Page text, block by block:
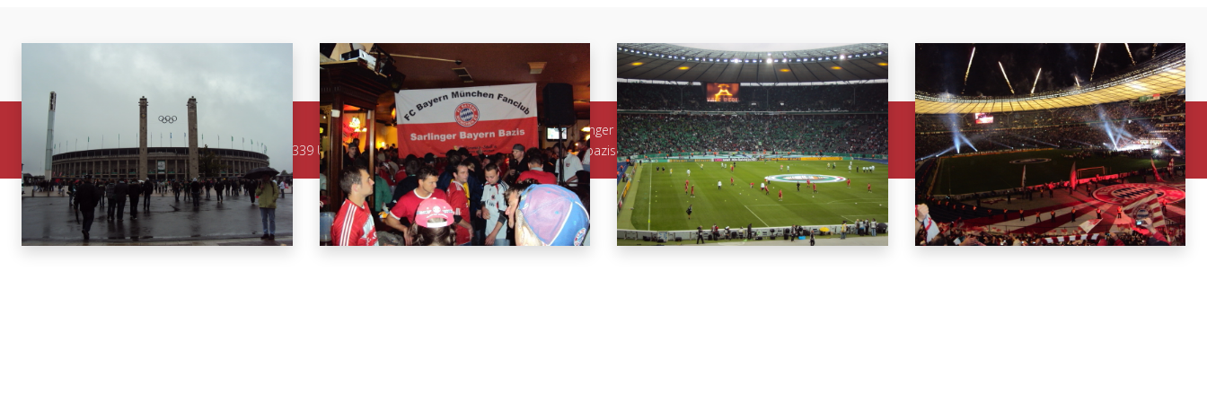
© 2026 Sarlinger Bayern Bazis
Sarlinger Bayern Bazis, Pfarrsiedlung 37, 84339 Unterdietfurt
braese@sarlinger-bayern-bazis.de